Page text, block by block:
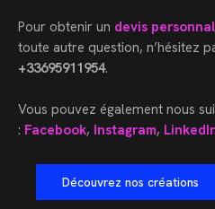
Pour obtenir un devis
toute autre question, n’hésitez
+33695911954.
Vous pouvez également nous
: Facebook, Instagram,
Découvrez nos créations